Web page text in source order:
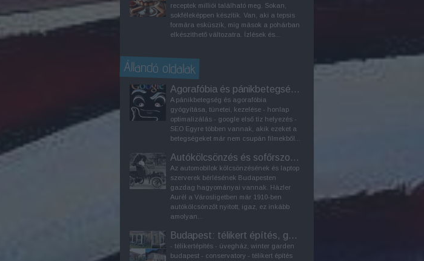
receptek milliói található meg. Sokan,
sokféleképpen készítik. Van, aki a tepsis
formára esküszik, míg mások a pohárban
elkészíthető változatra. Ízlések és...
Állandó oldalak
Agorafóbia és pánikbetegség kezelése
A pánikbetegség és agorafóbia
gyógyítása, tünetei, kezelése - honlap
optimalizálás - google első tíz helyezés -
SEO Egyre többen vannak, akik ezeket a
betegségeket már nem csupán filmekből...
Autókölcsönzés és sofőrszolgálat Budapesten
Az automobilok kölcsönzésének és laptop
szerverek bérlésének Budapesten
gazdag hagyományai vannak. Häzler
Aurél a Városligetben már 1910-ben
autókölcsönzőt nyitott, igaz, ez inkább
amolyan...
Budapest: télikert építés, gyártás
- télikertépítés - üvegház, winter garden
budapest - conservatory - télikert építés